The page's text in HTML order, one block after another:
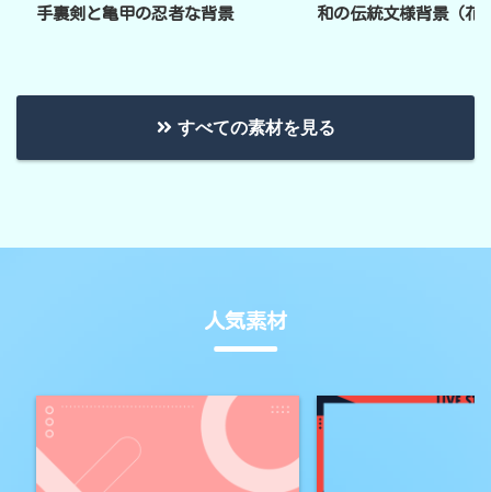
手裏剣と亀甲の忍者な背景 和の伝統文様背景（花
すべての素材を見る
人気素材